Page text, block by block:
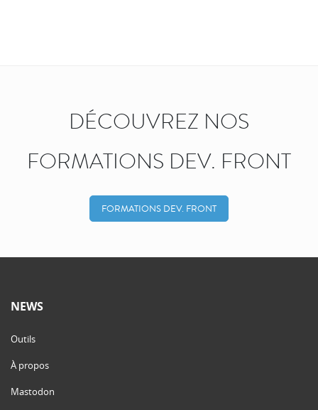
DÉCOUVREZ NOS
FORMATIONS DEV. FRONT
FORMATIONS DEV. FRONT
NEWS
Outils
À propos
Mastodon